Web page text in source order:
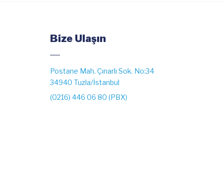
Bize Ulaşın
Postane Mah. Çınarlı Sok. No:34
34940 Tuzla/İstanbul
(0216) 446 06 80 (PBX)